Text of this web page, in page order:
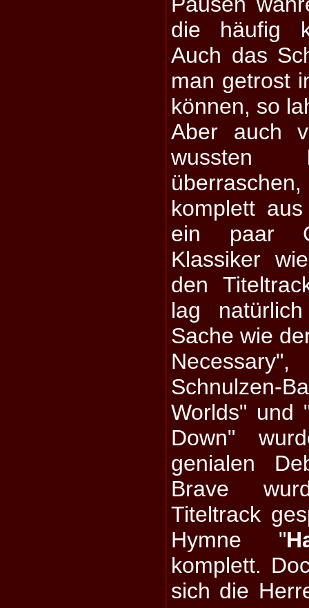
die häufig
Auch das
man getrost
können, so
Aber auch
wussten
komplett
ein paar
Klassiker
den
lag
Sache wie
Schnulzen-
Worlds" und
Down"
genialen
Brave
Titeltrack
Hymne "
komplett.
sich die